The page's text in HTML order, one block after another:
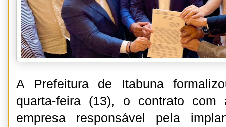
A Prefeitura de Itabuna
quarta-feira (13), o contrato com
empresa responsável pela